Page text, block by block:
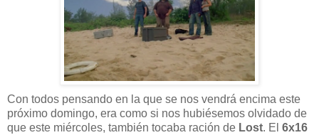
Con todos pensando en la que se nos vendrá encima este
próximo domingo, era como si nos hubiésemos olvidado de
que este miércoles, también tocaba ración de Lost. El 6x16